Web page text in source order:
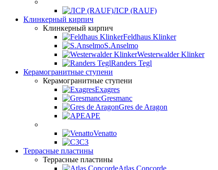
ЛСР (RAUF)
Клинкерный кирпич
Клинкерный кирпич
Feldhaus Klinker
S.Anselmo
Westerwalder Klinker
Randers Tegl
Керамогранитные ступени
Керамогранитные ступени
Exagres
Gresmanc
Gres de Aragon
APE
Venatto
C3
Террасные пластины
Террасные пластины